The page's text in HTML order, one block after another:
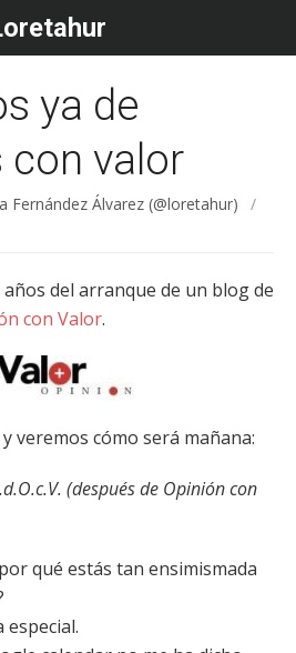
ya de
con valor
Fernández Álvarez (@loretahur)
/
del arranque de un blog de
con Valor.
veremos cómo será mañana:
(después de Opinión con
qué estás tan ensimismada
especial.